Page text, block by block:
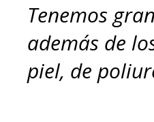
Tenemos
además de
piel, de